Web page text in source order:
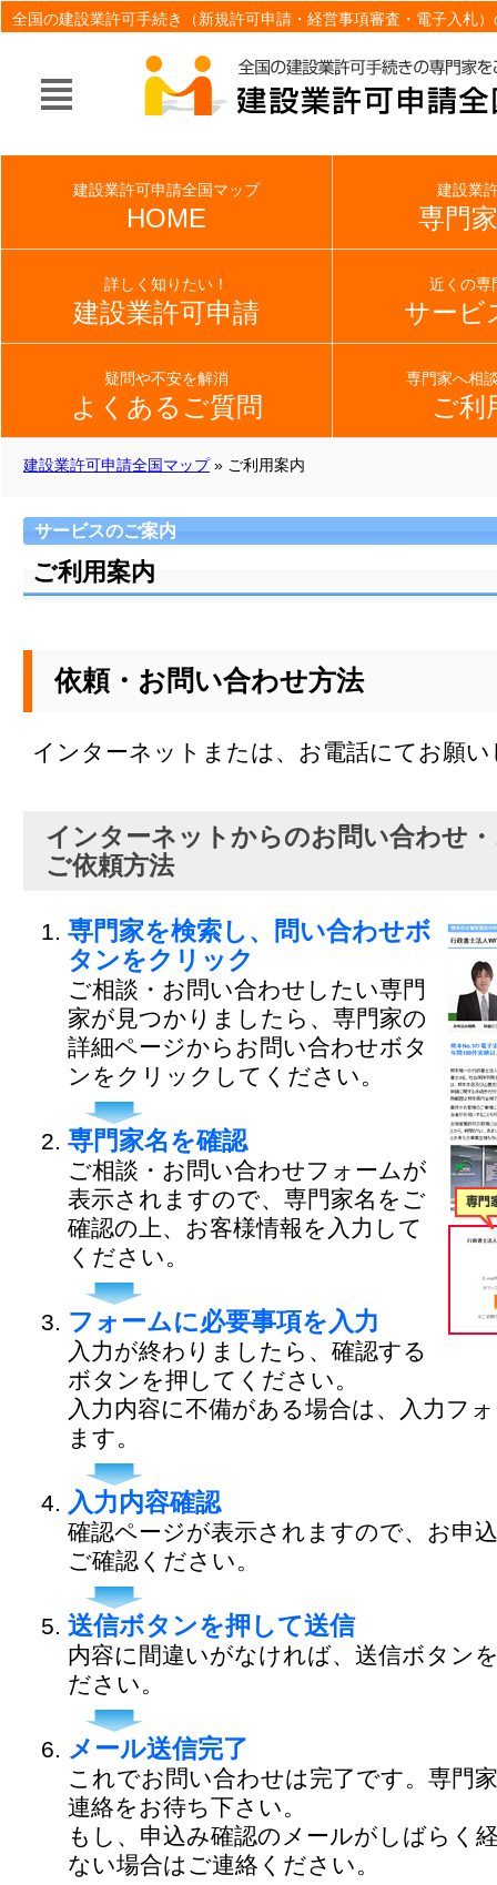
全国の建設業許可手続き（新規許可申請・経営事項審査・電子入札
建設業許可申請全国マップ» ご利用案内
サービスのご案内
ご利用案内
依頼・お問い合わせ方法
インターネットまたは、お電話にてお願
インターネットからのお問い合わせ
ご依頼方法
専門家を検索し、問い合わせボ
タンをクリック
ご相談・お問い合わせしたい専門
家が見つかりましたら、専門家の
詳細ページからお問い合わせボタ
ンをクリックしてください。
専門家名を確認
ご相談・お問い合わせフォームが
表示されますので、専門家名をご
確認の上、お客様情報を入力して
ください。
フォームに必要事項を入力
入力が終わりましたら、確認する
ボタンを押してください。
入力内容に不備がある場合は、入力フ
ます。
入力内容確認
確認ページが表示されますので、お申
ご確認ください。
送信ボタンを押して送信
内容に間違いがなければ、送信ボタン
ださい。
メール送信完了
これでお問い合わせは完了です。専門
連絡をお待ち下さい。
もし、申込み確認のメールがしばらく
ない場合はご連絡ください。
建設業許可申請全国マップ
HOME
建設業
専門
詳しく知りたい！
建設業許可申請
近くの専
サービ
疑問や不安を解消
よくあるご質問
専門家へ相
ご利